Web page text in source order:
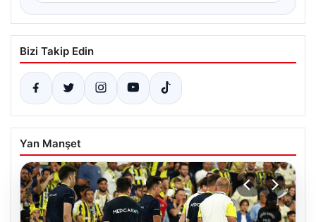
Bizi Takip Edin
Yan Manşet